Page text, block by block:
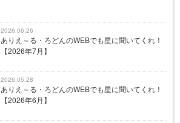
2026.06.26
ありえ～る・ろどんのWEBでも星に聞いてくれ！
【2026年7月】
2026.05.28
ありえ～る・ろどんのWEBでも星に聞いてくれ！
【2026年6月】